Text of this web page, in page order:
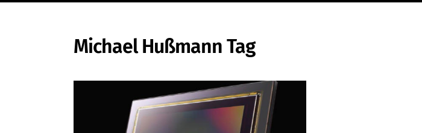
Michael Hußmann Tag